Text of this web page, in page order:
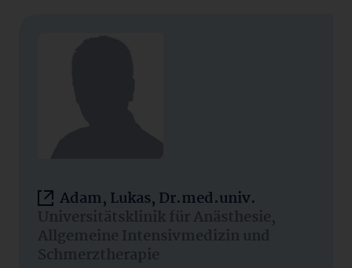
Adam, Lukas, Dr.med.univ.
Universitätsklinik für Anästhesie,
Allgemeine Intensivmedizin und
Schmerztherapie